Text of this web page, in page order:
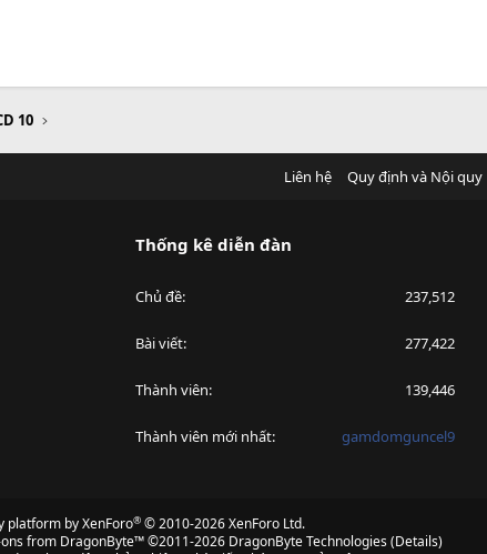
10
Liên hệ Quy định và Nội quy
Thống kê diễn đàn
Chủ đề 237,512
Bài viết 277,422
Thành viên 139,446
Thành viên mới nhất gamdomguncel9
platform by XenForo® © 2010-2026 XenForo Ltd.
from DragonByte™©2011-2026 DragonByte Technologies(Details)